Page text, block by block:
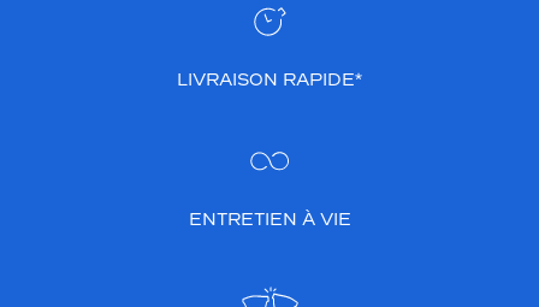
LIVRAISON RAPIDE*
ENTRETIEN À VIE